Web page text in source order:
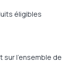
éligibles
sur l'ensemble de